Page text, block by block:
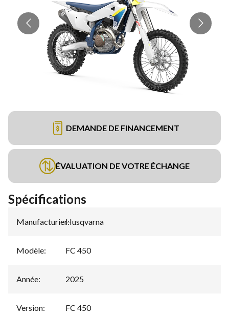
DEMANDE DE FINANCEMENT
ÉVALUATION DE VOTRE ÉCHANGE
Spécifications
Manufacturier:
Husqvarna
Modèle: FC 450
Année: 2025
Version: FC 450